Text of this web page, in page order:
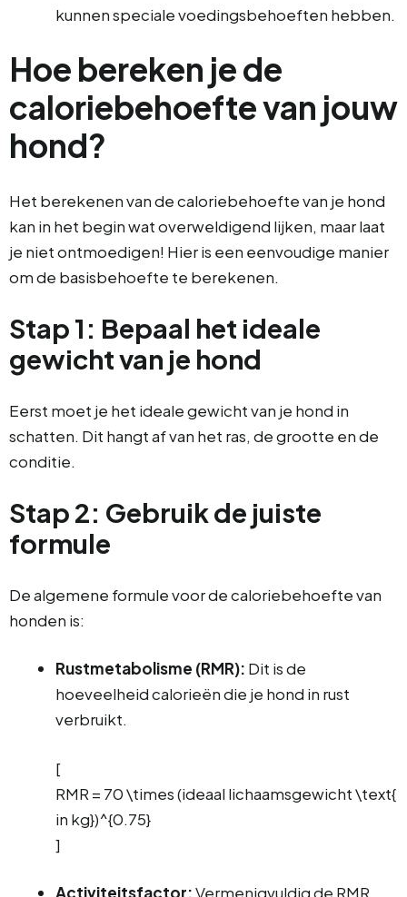
kunnen speciale voedingsbehoeften hebben.
Hoe bereken je de
caloriebehoefte van jouw
hond?
Het berekenen van de caloriebehoefte van je hond
kan in het begin wat overweldigend lijken, maar laat
je niet ontmoedigen! Hier is een eenvoudige manier
om de basisbehoefte te berekenen.
Stap 1: Bepaal het ideale
gewicht van je hond
Eerst moet je het ideale gewicht van je hond in
schatten. Dit hangt af van het ras, de grootte en de
conditie.
Stap 2: Gebruik de juiste
formule
De algemene formule voor de caloriebehoefte van
honden is:
Rustmetabolisme (RMR): Dit is de
hoeveelheid calorieën die je hond in rust
verbruikt.
[
RMR = 70 \times (ideaal lichaamsgewicht \text{
in kg})^{0.75}
]
Activiteitsfactor:Vermenigvuldig de RMR